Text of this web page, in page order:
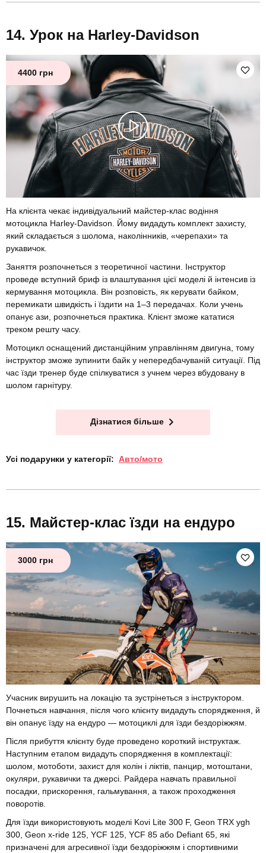
Урок на Harley-Davidson
4400 грн
На клієнта чекає індивідуальний майстер-клас водіння
мотоцикла Harley-Davidson. Йому видадуть комплект захисту,
який складається з шолома, наколінників, «черепахи» та
рукавичок.
Заняття розпочнеться з теоретичної частини. Інструктор
проведе вступний бриф із влаштування цієї моделі й інтенсив із
кермування мотоцикла. Він розповість, як керувати байком,
перемикати швидкість і їздити на 1–3 передачах. Коли учень
опанує ази, розпочнеться практика. Клієнт зможе кататися
треком решту часу.
Мотоцикл оснащений дистанційним управлінням двигуна, тому
інструктор зможе зупинити байк у непередбачуваній ситуації. Під
час їзди тренер буде спілкуватися з учнем через вбудовану в
шолом гарнітуру.
Дізнатися більше
Усі подарунки у категорії: Авто/мото
Майстер-клас їзди на ендуро
3000 грн
Учасник вирушить на локацію та зустрінеться з інструктором.
Почнеться навчання, після чого клієнту видадуть спорядження, й
він опанує їзду на ендуро — мотоциклі для їзди бездоріжжям.
Після прибуття клієнту буде проведено короткий інструктаж.
Наступним етапом видадуть спорядження в комплектації:
шолом, мотоботи, захист для колін і ліктів, панцир, мотоштани,
окуляри, рукавички та джерсі. Райдера навчать правильної
посадки, прискорення, гальмування, а також проходження
поворотів.
Для їзди використовують моделі Kovi Lite 300 F, Geon TRX ygh
300, Geon x-ride 125, YCF 125, YCF 85 або Defiant 65, які
призначені для агресивної їзди бездоріжжям і спортивними